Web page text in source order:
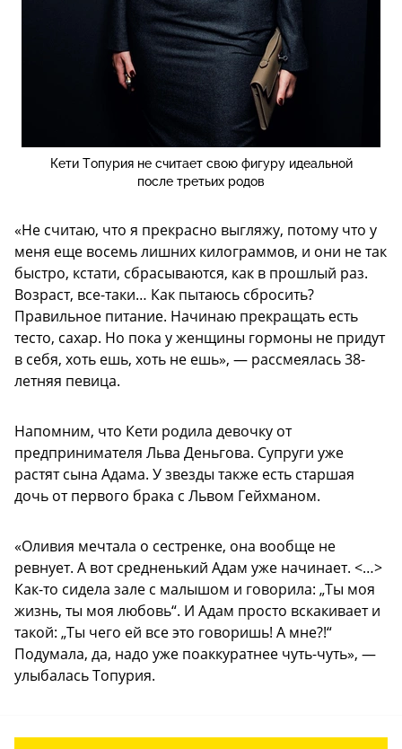
Кети Топурия не считает свою фигуру идеальной
после третьих родов
«Не считаю, что я прекрасно выгляжу, потому что у
меня еще восемь лишних килограммов, и они не так
быстро, кстати, сбрасываются, как в прошлый раз.
Возраст, все-таки… Как пытаюсь сбросить?
Правильное питание. Начинаю прекращать есть
тесто, сахар. Но пока у женщины гормоны не придут
в себя, хоть ешь, хоть не ешь», — рассмеялась 38-
летняя певица.
Напомним, что Кети родила девочку от
предпринимателя Льва Деньгова. Супруги уже
растят сына Адама. У звезды также есть старшая
дочь от первого брака с Львом Гейхманом.
«Оливия мечтала о сестренке, она вообще не
ревнует. А вот средненький Адам уже начинает. <…>
Как-то сидела зале с малышом и говорила: „Ты моя
жизнь, ты моя любовь“. И Адам просто вскакивает и
такой: „Ты чего ей все это говоришь! А мне?!“
Подумала, да, надо уже поаккуратнее чуть-чуть», —
улыбалась Топурия.